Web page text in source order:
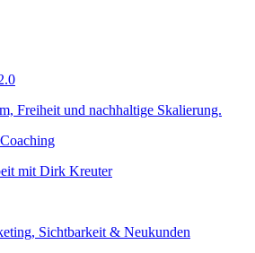
Freiheit und nachhaltige Skalierung.
mit Dirk Kreuter
Sichtbarkeit & Neukunden